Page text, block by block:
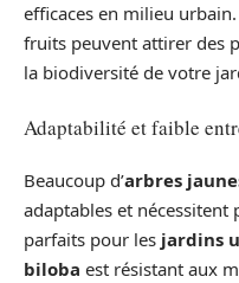
efficaces en milieu
fruits peuvent attirer des
la biodiversité de votre
Adaptabilité et faible
Beaucoup d’arbres
adaptables et nécessitent
parfaits pour les jardins
biloba est résistant aux